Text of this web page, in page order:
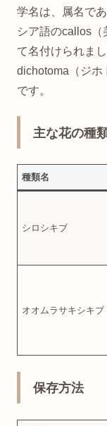
学名は、属名で
シア語のcallos（
て名付けられま
dichotoma（ジホ
です。
主な花の種
種類名
シロシキブ
オオムラサキシキブ
保存方法